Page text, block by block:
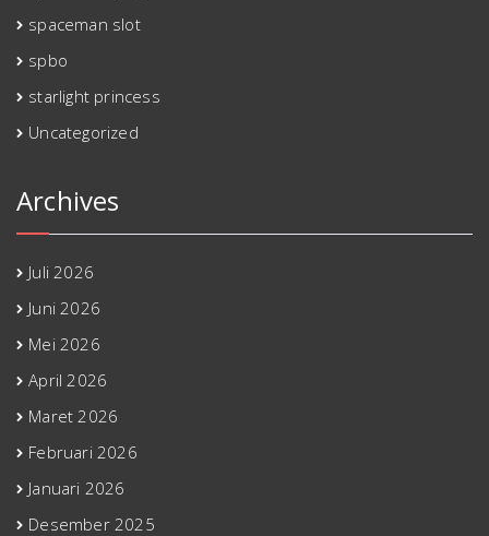
spaceman slot
spbo
starlight princess
Uncategorized
Archives
Juli 2026
Juni 2026
Mei 2026
April 2026
Maret 2026
Februari 2026
Januari 2026
Desember 2025